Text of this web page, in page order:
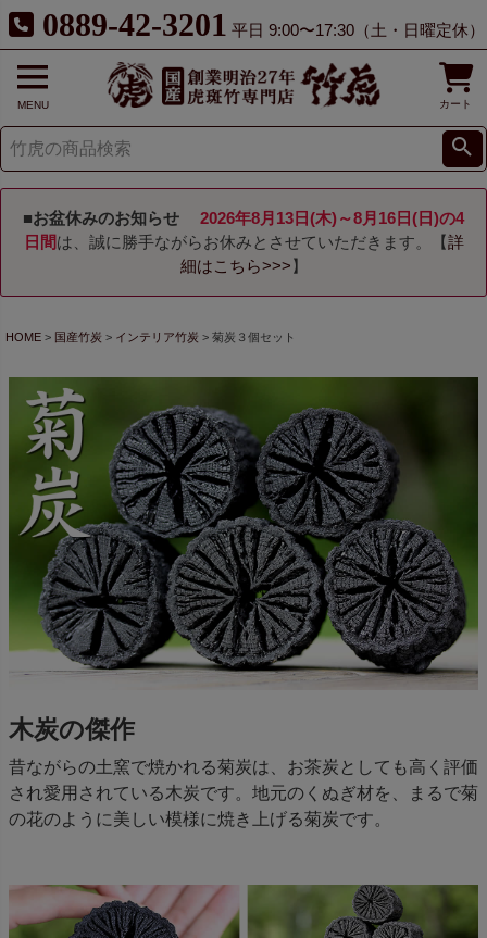
0889-42-3201 平日 9:00〜17:30（土・日曜定休）
MENU カート
■お盆休みのお知らせ
2026年8月13日(木)～8月16日(日)の4
日間は、誠に勝手ながらお休みとさせていただきます。【詳
細はこちら>>> 】
HOME 国産竹炭 インテリア竹炭 菊炭３個セット
木炭の傑作
昔ながらの土窯で焼かれる菊炭は、お茶炭としても高く評価
され愛用されている木炭です。地元のくぬぎ材を、まるで菊
の花のように美しい模様に焼き上げる菊炭です。